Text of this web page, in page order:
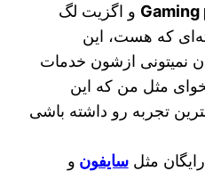
Gaming و اگزیت لگ
که هست، این
نمیتونی ازشون خدمات
مثل من که این
تجربه رو داشته باشی
مثلسایفون و